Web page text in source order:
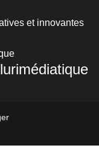
et innovantes